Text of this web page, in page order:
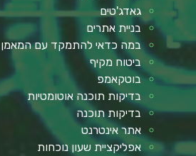
גאדג'טים
בניית אתרים
במה כדאי להתמקד עם המאמן
ביטוח מקיף
בוטקאמפ
בדיקות תוכנה אוטומטיות
בדיקות תוכנה
אתר אינטרנט
אפליקציית שעון נוכחות